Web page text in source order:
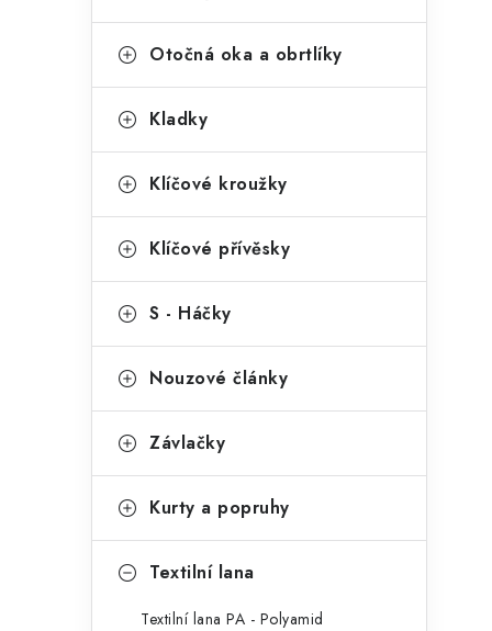
Otočná oka a obrtlíky
Kladky
Klíčové kroužky
Klíčové přívěsky
S - Háčky
Nouzové články
Závlačky
Kurty a popruhy
Textilní lana
Textilní lana PA - Polyamid